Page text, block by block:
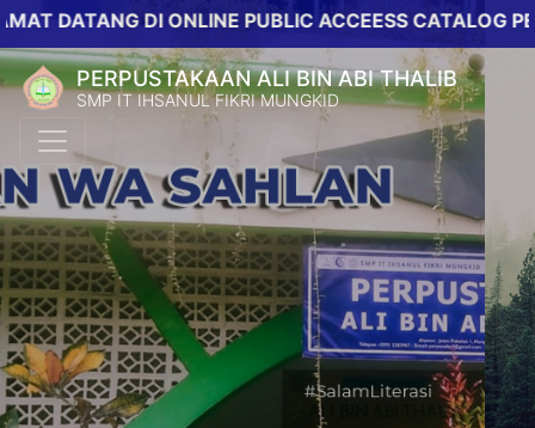
DI ONLINE PUBLIC ACCEESS CATALOG
PERPUSTAKAAN ALI BIN ABI THALIB
SMP IT IHSANUL FIKRI MUNGKID